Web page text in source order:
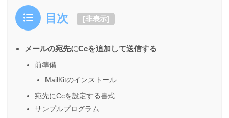
目次 [非表示]
メールの宛先にCcを追加して送信する
前準備
MailKitのインストール
宛先にCcを設定する書式
サンプルプログラム